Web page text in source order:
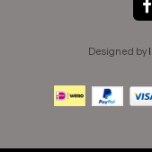
Designed by